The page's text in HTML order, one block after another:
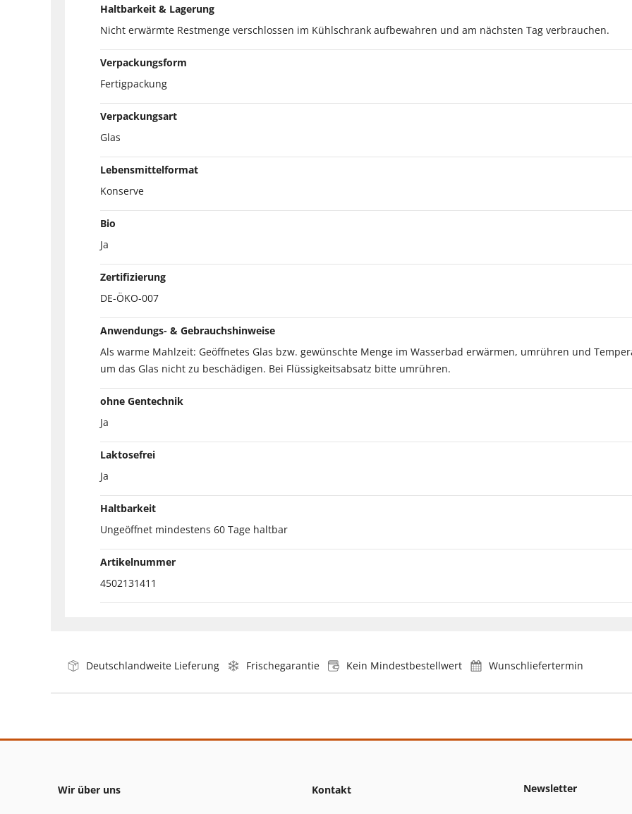
Haltbarkeit & Lagerung
Nicht erwärmte Restmenge verschlossen im Kühlschrank aufbewahren und am nächsten Tag verbrauchen.
Verpackungsform
Fertigpackung
Verpackungsart
Glas
Lebensmittelformat
Konserve
Bio
Ja
Zertifizierung
DE-ÖKO-007
Anwendungs- & Gebrauchshinweise
Als warme Mahlzeit: Geöffnetes Glas bzw. gewünschte Menge im Wasserbad erwärmen, umrühren und
um das Glas nicht zu beschädigen. Bei Flüssigkeitsabsatz bitte umrühren.
ohne Gentechnik
Ja
Laktosefrei
Ja
Haltbarkeit
Ungeöffnet mindestens 60 Tage haltbar
Artikelnummer
4502131411
Deutschlandweite Lieferung Frischegarantie Kein Mindestbestellwert Wunschliefertermin
Wir über uns Kontakt Newsletter